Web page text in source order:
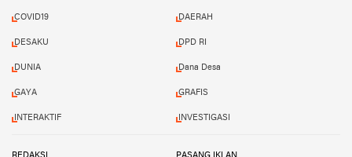
COVID19 DAERAH
DESAKU DPD RI
DUNIA Dana Desa
GAYA GRAFIS
INTERAKTIF INVESTIGASI